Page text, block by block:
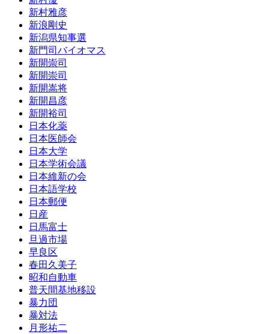
新村雅彦
新浪剛史
新潟県知事選
新門司バイオマス
新開崇司
新開崇司
新開嵩将
新開昌彦
新開裕司
日本化薬
日本医師会
日本大学
日本学術会議
日本維新の会
日本語学校
日本郵便
日産
日馬富士
旦過市場
早良区
春田久美子
昭和自動車
普天間基地移設
暴力団
暴対法
月形祐二